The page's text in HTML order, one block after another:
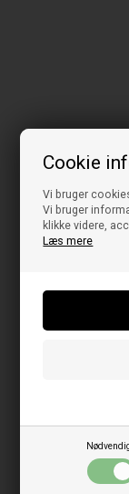
Cookie
Vi bruger
Vi bruger
klikke videre,
Læs mere